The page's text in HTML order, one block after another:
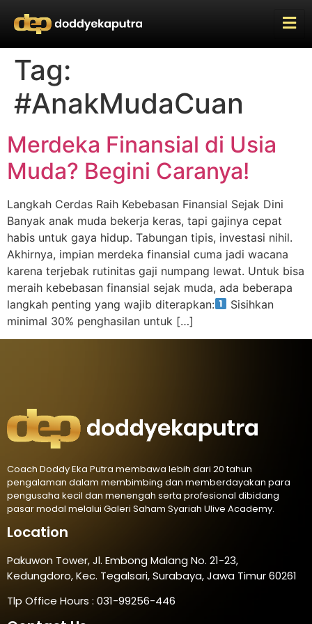
Tag:
#AnakMudaCuan
Merdeka Finansial di Usia
Muda? Begini Caranya!
Langkah Cerdas Raih Kebebasan Finansial Sejak Dini
Banyak anak muda bekerja keras, tapi gajinya cepat
habis untuk gaya hidup. Tabungan tipis, investasi nihil.
Akhirnya, impian merdeka finansial cuma jadi wacana
karena terjebak rutinitas gaji numpang lewat. Untuk bisa
meraih kebebasan finansial sejak muda, ada beberapa
langkah penting yang wajib diterapkan:
Sisihkan
minimal 30% penghasilan untuk […]
Coach Doddy Eka Putra membawa lebih dari 20 tahun
pengalaman dalam membimbing dan memberdayakan para
pengusaha kecil dan menengah serta profesional dibidang
pasar modal melalui Galeri Saham Syariah Ulive Academy.
Location
Pakuwon Tower, Jl. Embong Malang No. 21-23,
Kedungdoro, Kec. Tegalsari, Surabaya, Jawa Timur 60261
Tlp Office Hours : 031-99256-446